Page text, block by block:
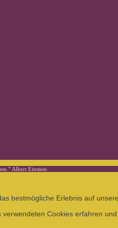
Albert Einstein
bestmögliche Erlebnis auf
verwendeten Cookies erfahren